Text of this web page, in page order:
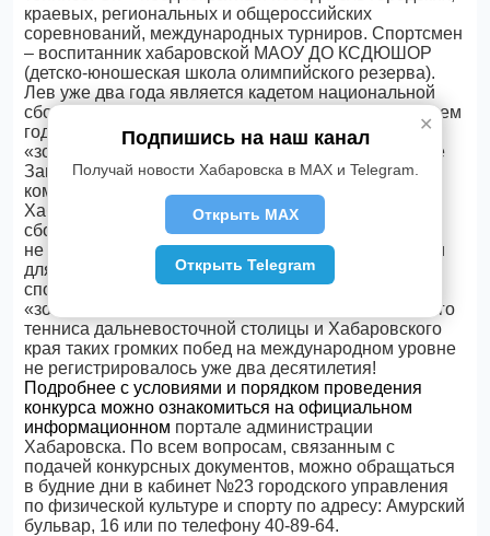
краевых, региональных и общероссийских
соревнований, международных турниров. Спортсмен
– воспитанник хабаровской МАОУ ДО КСДЮШОР
(детско-юношеская школа олимпийского резерва).
Лев уже два года является кадетом национальной
сборной России по настольному теннису, а в текущем
году он дважды стал чемпионом Европы. Свое
«золото» он завоевал в столице Хорватии – городе
Загребе, где с 8 по 17 июля проходил финал
командного юношеского первенства Европы.
Хабаровчанин выступил в составе российской
сборной. Этот двойной триумф был долгожданным
не только для Хабаровска и Дальнего Востока, но и
для всей России – на протяжении многих лет юным
спортсменам нашей страны не удавалось взять
«золото» в этом виде спорта. В истории настольного
тенниса дальневосточной столицы и Хабаровского
края таких громких побед на международном уровне
не регистрировалось уже два десятилетия!
Подробнее с условиями и порядком проведения
конкурса можно ознакомиться на официальном
информационном портале администрации
Хабаровска. По всем вопросам, связанным с
подачей конкурсных документов, можно обращаться
в будние дни в кабинет №23 городского управления
по физической культуре и спорту по адресу: Амурский
бульвар, 16 или по телефону 40-89-64.
✕
Подпишись на наш канал
Получай новости Хабаровска в MAX и Telegram.
Открыть MAX
Открыть Telegram